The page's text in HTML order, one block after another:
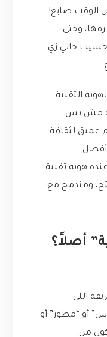
الوقت ضايع!
وحتى
حسيت حالي زي
التقنية
مش بس
عميق لثقافة
هوية تقنية
ومندمج مع
أصلاً؟
اللي
أو “مطور” أو
من: